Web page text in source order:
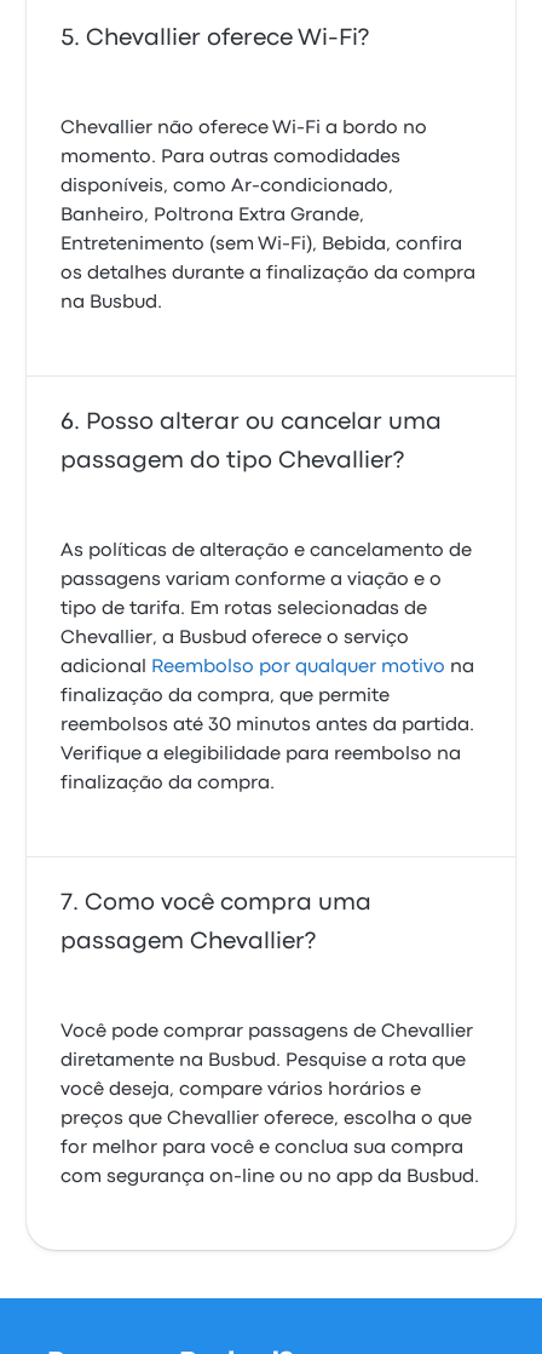
Chevallier oferece Wi‑Fi?
Chevallier não oferece Wi‑Fi a bordo no
momento. Para outras comodidades
disponíveis, como Ar-condicionado,
Banheiro, Poltrona Extra Grande,
Entretenimento (sem Wi‑Fi), Bebida, confira
os detalhes durante a finalização da compra
na Busbud.
Posso alterar ou cancelar uma
passagem do tipo Chevallier?
As políticas de alteração e cancelamento de
passagens variam conforme a viação e o
tipo de tarifa. Em rotas selecionadas de
Chevallier, a Busbud oferece o serviço
adicional
Reembolso por qualquer motivo na
finalização da compra, que permite
reembolsos até 30 minutos antes da partida.
Verifique a elegibilidade para reembolso na
finalização da compra.
Como você compra uma
passagem Chevallier?
Você pode comprar passagens de Chevallier
diretamente na Busbud. Pesquise a rota que
você deseja, compare vários horários e
preços que Chevallier oferece, escolha o que
for melhor para você e conclua sua compra
com segurança on-line ou no app da Busbud.